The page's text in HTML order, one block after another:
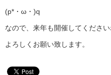
(p*・ω・)q
なので、来年も開催してください
よろしくお願い致します。